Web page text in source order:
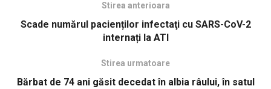
Stirea anterioara
Scade numărul pacienților infectaţi cu SARS-CoV-2
internați la ATI
Stirea urmatoare
Bărbat de 74 ani găsit decedat în albia râului, în satul